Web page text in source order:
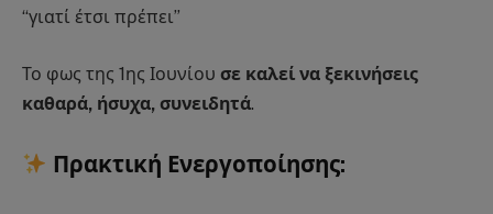
“γιατί έτσι πρέπει”
Το φως της 1ης Ιουνίου σε καλεί να ξεκινήσεις
καθαρά, ήσυχα, συνειδητά.
Πρακτική Ενεργοποίησης: